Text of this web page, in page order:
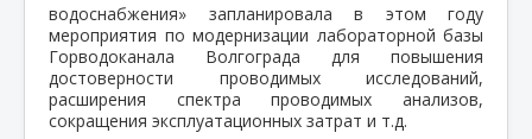
водоснабжения» запланировала в этом году
мероприятия по модернизации лабораторной базы
Горводоканала Волгограда для повышения
достоверности проводимых исследований,
расширения спектра проводимых анализов,
сокращения эксплуатационных затрат и т.д.